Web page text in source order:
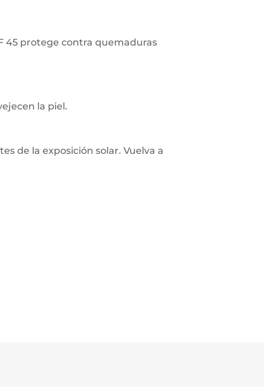
45 protege contra quemaduras
la piel.
de la exposición solar. Vuelva a